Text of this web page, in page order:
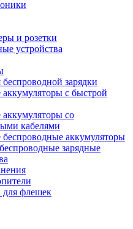
и розетки
устройства
беспроводной зарядки
с быстрой
со
кабелями
аккумуляторы
зарядные
для флешек